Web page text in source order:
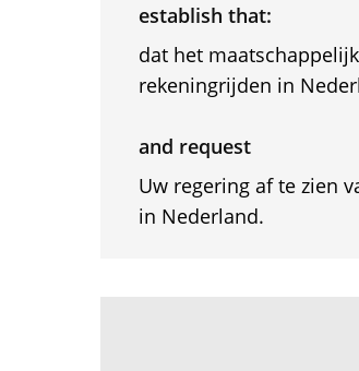
establish that:
dat het
rekeningrijden in
and request
Uw regering af te zien
in Nederland.